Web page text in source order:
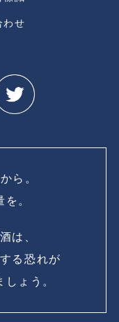
わせ
ら。
。
は、
る恐れが
ょう。